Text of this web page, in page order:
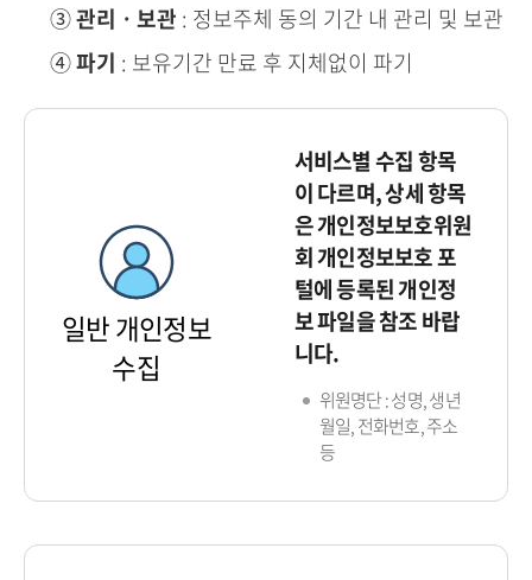
③관리ㆍ보관 : 정보주체 동의 기간 내 관리 및 보관
④파기 : 보유기간 만료 후 지체없이 파기
일반 개인정보
수집
서비스별 수집 항목
이 다르며, 상세 항목
은 개인정보보호위원
회 개인정보보호 포
털에 등록된 개인정
보 파일을 참조 바랍
니다.
위원명단 : 성명, 생년
월일, 전화번호, 주소
등